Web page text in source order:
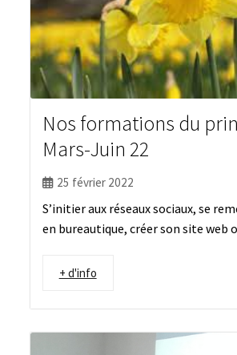
Nos formations du
Mars-Juin 22
25 février 2022
S’initier aux réseaux sociaux, se
en bureautique, créer son site web
+ d'info